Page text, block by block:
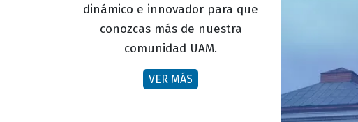
dinámico e innovador para que
conozcas más de nuestra
comunidad UAM.
VER MÁS